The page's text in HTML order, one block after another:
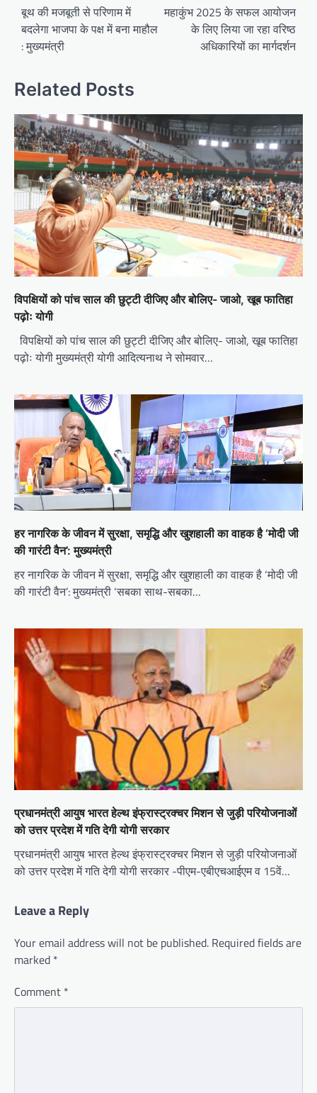
navigation
बूथ की मजबूती से परिणाम में
बदलेगा भाजपा के पक्ष में बना माहौल
: मुख्यमंत्री
महाकुंभ 2025 के सफल आयोजन
के लिए लिया जा रहा वरिष्ठ
अधिकारियों का मार्गदर्शन
Related Posts
विपक्षियों को पांच साल की छुट्टी दीजिए और बोलिए- जाओ, खूब फातिहा
पढ़ोः योगी
विपक्षियों को पांच साल की छुट्टी दीजिए और बोलिए- जाओ, खूब फातिहा
पढ़ोः योगी मुख्यमंत्री योगी आदित्यनाथ ने सोमवार…
हर नागरिक के जीवन में सुरक्षा, समृद्धि और खुशहाली का वाहक है ‘मोदी जी
की गारंटी वैन’: मुख्यमंत्री
हर नागरिक के जीवन में सुरक्षा, समृद्धि और खुशहाली का वाहक है ‘मोदी जी
की गारंटी वैन’: मुख्यमंत्री ‘सबका साथ-सबका…
प्रधानमंत्री आयुष भारत हेल्थ इंफ्रास्ट्रक्चर मिशन से जुड़ी परियोजनाओं
को उत्तर प्रदेश में गति देगी योगी सरकार
प्रधानमंत्री आयुष भारत हेल्थ इंफ्रास्ट्रक्चर मिशन से जुड़ी परियोजनाओं
को उत्तर प्रदेश में गति देगी योगी सरकार -पीएम-एबीएचआईएम व 15वें…
Leave a Reply
Your email address will not be published. Required fields are
marked *
Comment *